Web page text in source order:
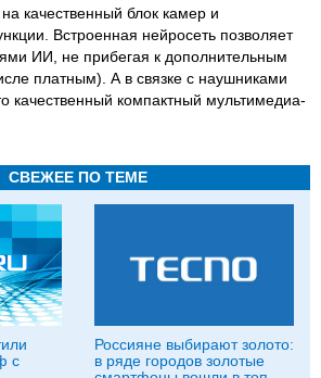
качественный блок камер и
Встроенная нейросеть позволяет
ИИ, не прибегая к дополнительным
платным). А в связке с наушниками
качественный компактный мультимедиа-
СВЕЖЕЕ ПО ТЕМЕ
с
Россияне выбирают золото:
в ряде городов золотые